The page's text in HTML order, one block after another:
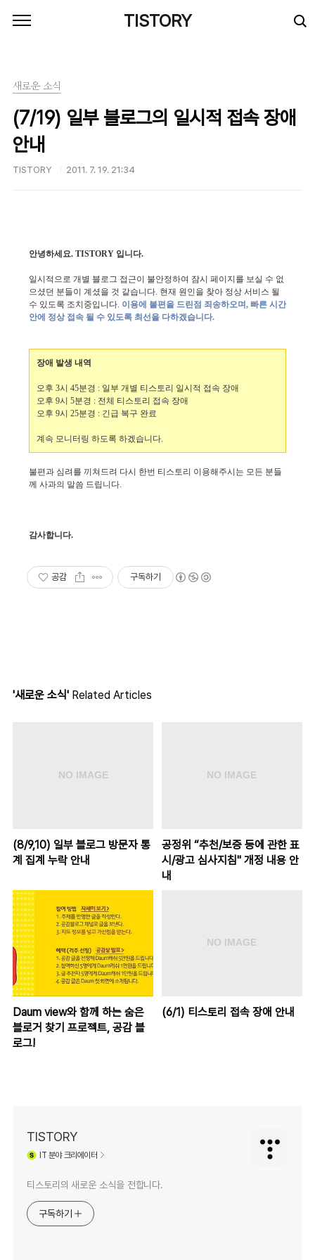
TISTORY
새로운 소식
(7/19) 일부 블로그의 일시적 접속 장애
안내
TISTORY 2011. 7. 19. 21:34
안녕하세요. TISTORY 입니다.
일시적으로 개별 블로그 접근이 불안정하여 잠시 페이지를 보실 수 없
으셨던 분들이 계셨을 것 같습니다. 현재 원인을 찾아 정상 서비스 될
수 있도록 조치중입니다. 이용에 불편을 드린점 죄송하오며, 빠른 시간
안에 정상 접속 될 수 있도록 최선을 다하겠습니다.
장애 발생 내역
오후 3시 45분경 : 일부 개별 티스토리 일시적 접속 장애
오후 9시 5분경 : 전체 티스토리 접속 장애
오후 9시 25분경 : 긴급 복구 완료
계속 모니터링 하도록 하겠습니다.
불편과 심려를 끼쳐드려 다시 한번 티스토리 이용해주시는 모든 분들
께 사과의 말씀 드립니다.
감사합니다.
공감 구독하기
'새로운 소식' Related Articles
(8/9,10) 일부 블로그 방문자 통
계 집계 누락 안내
공정위 “추천/보증 등에 관한 표
시/광고 심사지침" 개정 내용 안
내
Daum view와 함께 하는 숨은
블로거 찾기 프로젝트, 공감 블
로그!
(6/1) 티스토리 접속 장애 안내
TISTORY
IT 분야 크리에이터
티스토리의 새로운 소식을 전합니다.
구독하기